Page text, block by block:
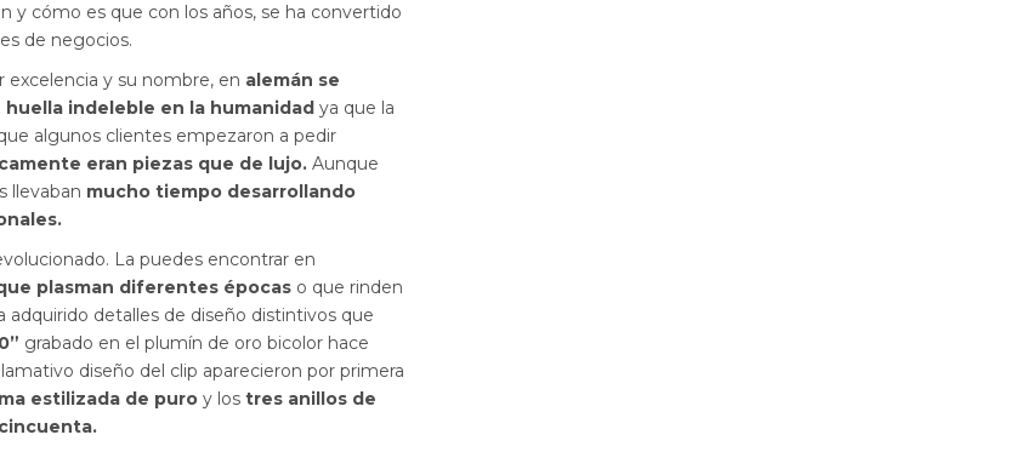
cómo es que con los años, se ha convertido
de negocios.
excelencia y su nombre, en alemán se
huella indeleble en la humanidad ya que la
algunos clientes empezaron a pedir
eran piezas que de lujo. Aunque
llevaban mucho tiempo desarrollando
La puedes encontrar en
plasman diferentes épocas o que rinden
adquirido detalles de diseño distintivos que
grabado en el plumín de oro bicolor hace
diseño del clip aparecieron por primera
estilizada de puro y los tres anillos de